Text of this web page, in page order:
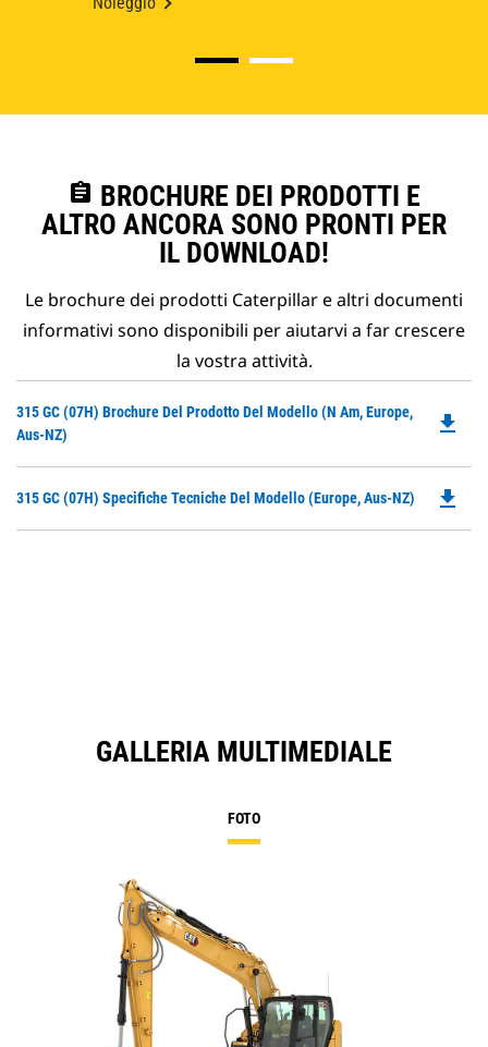
assignment BROCHURE DEI PRODOTTI E
ALTRO ANCORA SONO PRONTI PER
IL DOWNLOAD!
Le brochure dei prodotti Caterpillar e altri documenti
informativi sono disponibili per aiutarvi a far crescere
la vostra attività.
315 GC (07H) Brochure Del Prodotto Del Modello (N Am, Europe,
Aus-NZ)
file_download
315 GC (07H) Specifiche Tecniche Del Modello (Europe, Aus-NZ) file_download
GALLERIA MULTIMEDIALE
FOTO